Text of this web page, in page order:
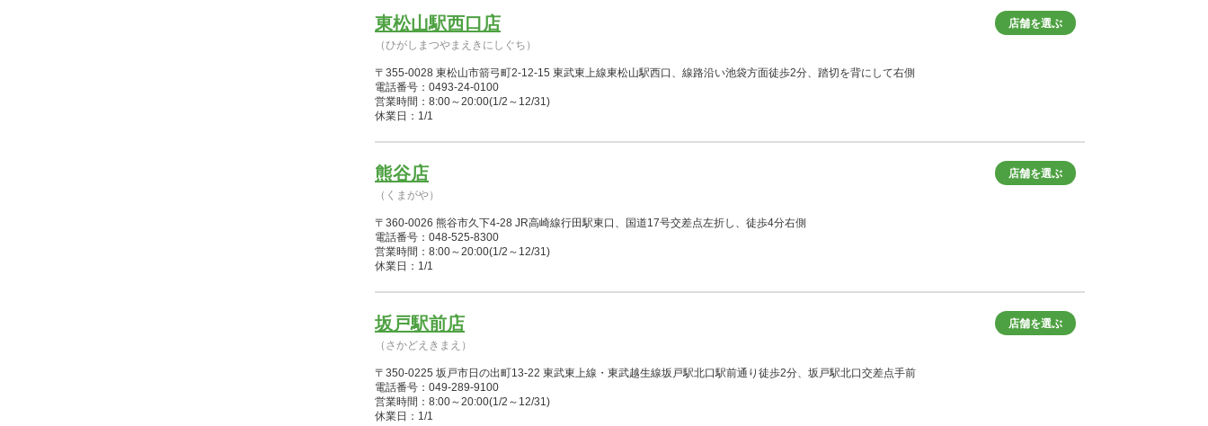
東松山駅西口店
（ひがしまつやまえきにしぐち）
店舗を選ぶ
〒355-0028 東松山市箭弓町2-12-15 東武東上線東松山駅西口、線路沿い池袋方面徒歩2分、踏切を背にして右側
電話番号：0493-24-0100
営業時間：8:00～20:00(1/2～12/31)
休業日：1/1
熊谷店
（くまがや）
店舗を選ぶ
〒360-0026 熊谷市久下4-28 JR高崎線行田駅東口、国道17号交差点左折し、徒歩4分右側
電話番号：048-525-8300
営業時間：8:00～20:00(1/2～12/31)
休業日：1/1
坂戸駅前店
（さかどえきまえ）
店舗を選ぶ
〒350-0225 坂戸市日の出町13-22 東武東上線・東武越生線坂戸駅北口駅前通り徒歩2分、坂戸駅北口交差点手前
電話番号：049-289-9100
営業時間：8:00～20:00(1/2～12/31)
休業日：1/1